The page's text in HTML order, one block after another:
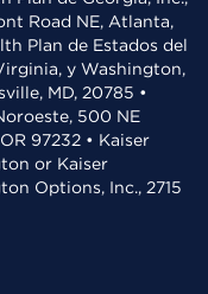
Road NE, Atlanta,
Plan de Estados del
y Washington,
MD, 20785 •
500 NE
97232 • Kaiser
or Kaiser
Options, Inc., 2715